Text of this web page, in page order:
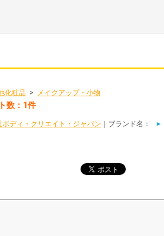
化粧品 > メイクアップ・小物
数：1件
ボディ・クリエイト・ジャパン ｜ブランド名：